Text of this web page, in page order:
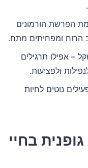
הפרשת הורמונים
הרוח ומפחיתים מתח.
– אפילו תרגילים
ולפציעות.
נוטים לחיות
בחיי